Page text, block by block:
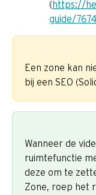
(https://
guide/
Een zone kan
bij een SEO
Wanneer de
ruimtefunctie
deze om te
Zone, roep het